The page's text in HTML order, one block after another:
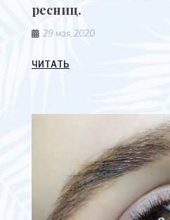
ресниц.
29 мая, 2020
ЧИТАТЬ